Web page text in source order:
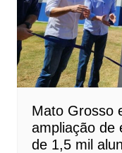
Mato Grosso
ampliação de
de 1,5 mil